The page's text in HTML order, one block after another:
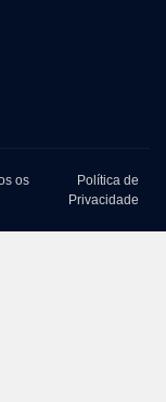
os
Política de
Privacidade